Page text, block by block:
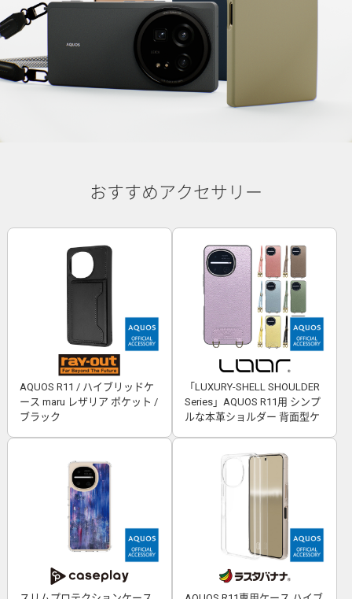
おすすめアクセサリー
AQUOS R11 / ハイブリッドケ
ース maru レザリア ポケット /
ブラック
「LUXURY-SHELL SHOULDER
Series」AQUOS R11用 シンプ
ルな本革ショルダー 背面型ケ